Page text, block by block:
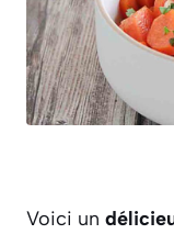
Voici un